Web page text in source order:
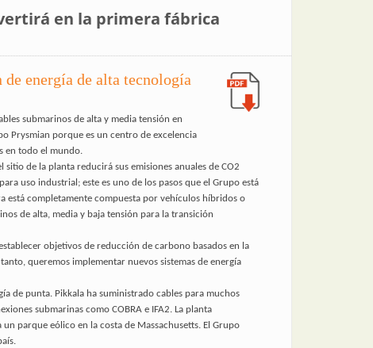
en la primera fábrica
energía de alta tecnología
submarinos de alta y media tensión en
Prysmian porque es un centro de excelencia
en todo el mundo.
de la planta reducirá sus emisiones anuales de CO2
uso industrial; este es uno de los pasos que el Grupo está
está completamente compuesta por vehículos híbridos o
de alta, media y baja tensión para la transición
objetivos de reducción de carbono basados en la
queremos implementar nuevos sistemas de energía
de punta. Pikkala ha suministrado cables para muchos
submarinas como COBRA e IFA2. La planta
parque eólico en la costa de Massachusetts. El Grupo